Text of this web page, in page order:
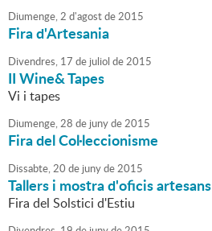
Diumenge,2 d'agostde2015
Fira d'Artesania
Divendres, 17 de juliol de2015
II Wine& Tapes
Vi i tapes
Diumenge,28 de junyde2015
Fira del Col·leccionisme
Dissabte,20 de junyde2015
Tallers i mostra d'oficis artesans
Fira del Solstici d'Estiu